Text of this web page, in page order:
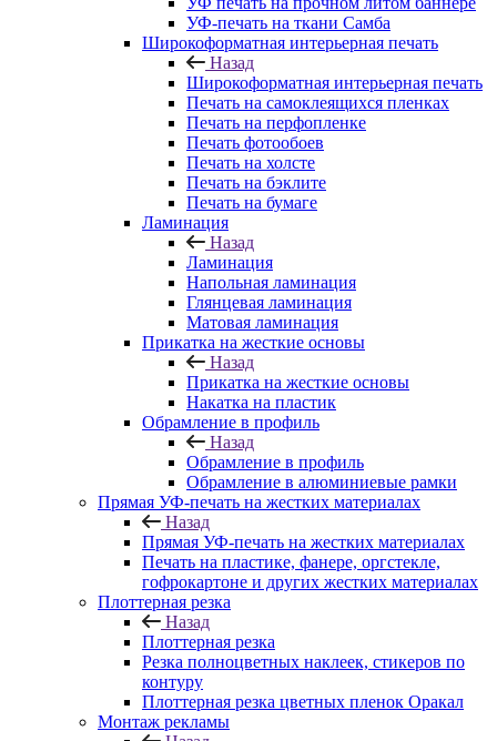
УФ-печать на ткани Самба
Широкоформатная интерьерная печать
Назад
Широкоформатная интерьерная печать
Печать на самоклеящихся пленках
Печать на перфопленке
Печать фотообоев
Печать на холсте
Печать на бэклите
Печать на бумаге
Ламинация
Назад
Ламинация
Напольная ламинация
Глянцевая ламинация
Матовая ламинация
Прикатка на жесткие основы
Назад
Прикатка на жесткие основы
Накатка на пластик
Обрамление в профиль
Назад
Обрамление в профиль
Обрамление в алюминиевые рамки
Прямая УФ-печать на жестких материалах
Назад
Прямая УФ-печать на жестких материалах
Печать на пластике, фанере, оргстекле,
гофрокартоне и других жестких материалах
Плоттерная резка
Назад
Плоттерная резка
Резка полноцветных наклеек, стикеров по
контуру
Плоттерная резка цветных пленок Оракал
Монтаж рекламы